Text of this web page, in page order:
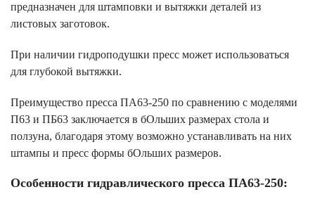
предназначен для штамповки и вытяжки деталей из
листовых заготовок.
При наличии гидроподушки пресс может использоваться
для глубокой вытяжки.
Преимущество пресса ПА63-250 по сравнению с моделями
П63 и ПБ63 заключается в бОльших размерах стола и
ползуна, благодаря этому возможно устанавливать на них
штампы и пресс формы бОльших размеров.
Особенности гидравлического пресса ПА63-250: